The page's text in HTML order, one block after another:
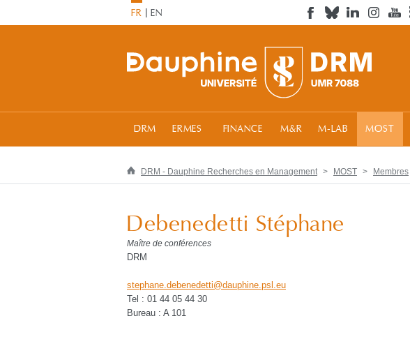
FR EN
DRM ERMES FINANCE M&R M-LAB MOST
DRM - Dauphine Recherches en Management MOST Membres
Debenedetti Stéphane
Maître de conférences
DRM
stephane.debenedetti@dauphine.psl eu
Tel : 01 44 05 44 30
Bureau : A 101